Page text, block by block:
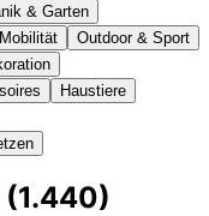
& Garten
Outdoor & Sport
Haustiere
(1.440)